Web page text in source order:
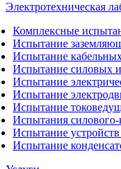
Электротехническая
Комплексные
Испытание
Испытание
Испытание силовых
Испытание
Испытание
Испытание
Испытания
Испытание
Испытание